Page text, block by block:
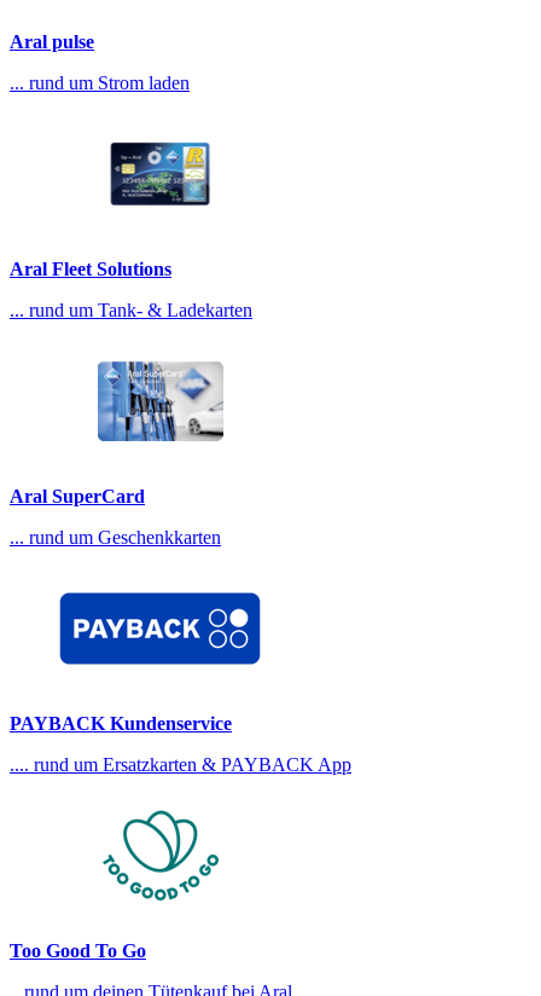
Aral pulse
... rund um Strom laden
Aral Fleet Solutions
... rund um Tank- & Ladekarten
Aral SuperCard
... rund um Geschenkkarten
PAYBACK Kundenservice
.... rund um Ersatzkarten & PAYBACK App
Too Good To Go